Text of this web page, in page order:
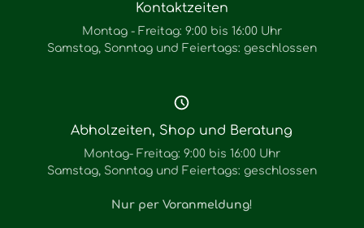
Kontaktzeiten
Montag - Freitag: 9:00 bis 16:00 Uhr
Samstag, Sonntag und Feiertags: geschlossen
Abholzeiten, Shop und Beratung
Montag- Freitag: 9:00 bis 16:00 Uhr
Samstag, Sonntag und Feiertags: geschlossen
Nur per Voranmeldung!